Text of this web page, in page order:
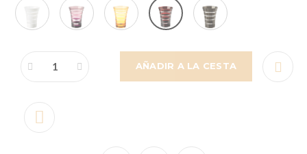
AÑADIR A LA CESTA